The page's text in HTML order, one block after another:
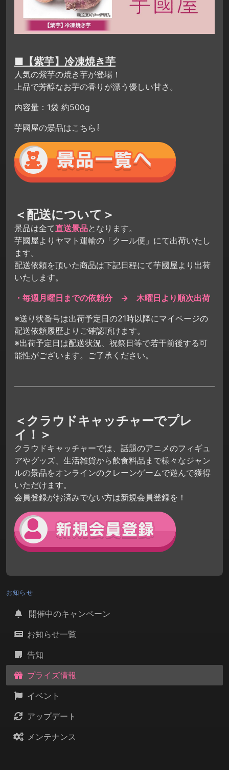
■【紫芋】冷凍焼き芋
人気の紫芋の焼き芋が登場！
上品で芳醇なお芋の香りが漂う優しい甘さ。
内容量：1袋 約500g
芋國屋の景品はこちら⇩
＜配送について＞
景品は全て直送景品となります。
芋國屋よりヤマト運輸の「クール便」にて出荷いたし
ます。
配送依頼を頂いた商品は下記日程にて芋國屋より出荷
いたします。
・毎週月曜日までの依頼分 → 木曜日より順次出荷
※送り状番号は出荷予定日の21時以降にマイページの
配送依頼履歴よりご確認頂けます。
※出荷予定日は配送状況、祝祭日等で若干前後する可
能性がございます。ご了承ください。
＜クラウドキャッチャーでプレ
イ！＞
クラウドキャッチャーでは、話題のアニメのフィギュ
アやグッズ、生活雑貨から飲食料品まで様々なジャン
ルの景品をオンラインのクレーンゲームで遊んで獲得
いただけます。
会員登録がお済みでない方は新規会員登録を！
お知らせ
開催中のキャンペーン
お知らせ一覧
告知
プライズ情報
イベント
アップデート
メンテナンス